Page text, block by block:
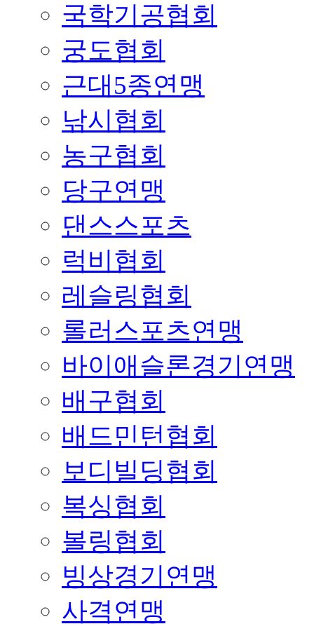
국학기공협회
궁도협회
근대5종연맹
낚시협회
농구협회
당구연맹
댄스스포츠
럭비협회
레슬링협회
롤러스포츠연맹
바이애슬론경기연맹
배구협회
배드민턴협회
보디빌딩협회
복싱협회
볼링협회
빙상경기연맹
사격연맹